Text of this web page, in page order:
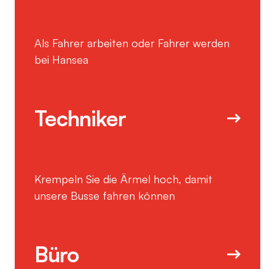
Als Fahrer arbeiten oder Fahrer werden
bei Hansea
Techniker
Krempeln Sie die Ärmel hoch, damit
unsere Busse fahren können
Büro